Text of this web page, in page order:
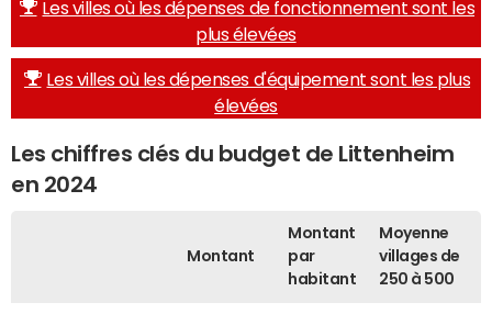
Les villes où les dépenses de fonctionnement sont les
plus élevées
Les villes où les dépenses d'équipement sont les plus
élevées
Les chiffres clés du budget de Littenheim
en 2024
Montant
Montant
par
habitant
Moyenne
villages de
250 à 500